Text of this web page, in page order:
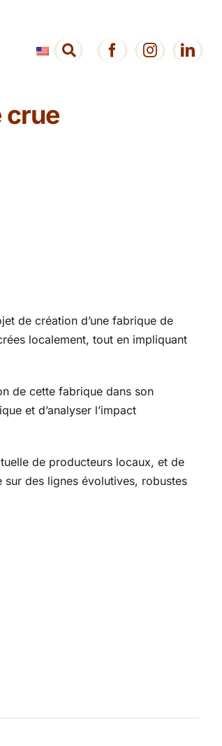
crue
de création d’une fabrique de
localement, tout en impliquant
de cette fabrique dans son
et d’analyser l’impact
de producteurs locaux, et de
sur des lignes évolutives, robustes